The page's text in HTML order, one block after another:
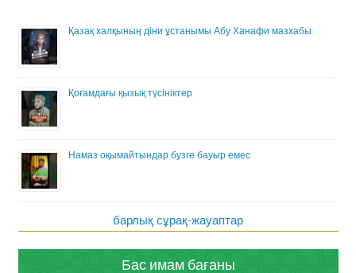
Қазақ халқының діни ұстанымы Абу Ханафи мазхабы
Қоғамдағы қызық түсініктер
Намаз оқымайтындар бузге бауыр емес
барлық сұрақ-жауаптар
Бас имам бағаны